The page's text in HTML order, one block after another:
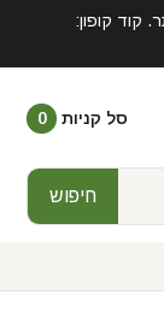
חיפוש
סל קניות 0